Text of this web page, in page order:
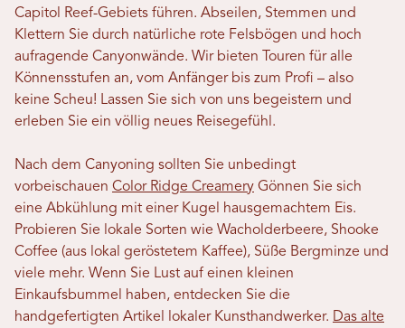
Capitol Reef-Gebiets führen. Abseilen, Stemmen und
Klettern Sie durch natürliche rote Felsbögen und hoch
aufragende Canyonwände. Wir bieten Touren für alle
Könnensstufen an, vom Anfänger bis zum Profi – also
keine Scheu! Lassen Sie sich von uns begeistern und
erleben Sie ein völlig neues Reisegefühl.
Nach dem Canyoning sollten Sie unbedingt
vorbeischauen Color Ridge Creamery Gönnen Sie sich
eine Abkühlung mit einer Kugel hausgemachtem Eis.
Probieren Sie lokale Sorten wie Wacholderbeere, Shooke
Coffee (aus lokal geröstetem Kaffee), Süße Bergminze und
viele mehr. Wenn Sie Lust auf einen kleinen
Einkaufsbummel haben, entdecken Sie die
handgefertigten Artikel lokaler Kunsthandwerker. Das alte